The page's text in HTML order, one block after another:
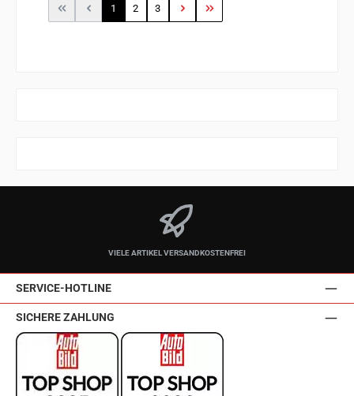
Seite
1 Seite
2 Seite
3
VIELE ARTIKEL VERSANDKOSTENFREI
SERVICE-HOTLINE
SICHERE ZAHLUNG